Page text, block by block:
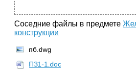
Соседние файлы в предмете
конструкции
пб.dwg
ПЗ1-1.doc